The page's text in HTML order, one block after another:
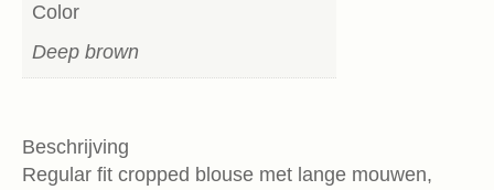
Color
Deep brown
Beschrijving
Regular fit cropped blouse met lange mouwen,